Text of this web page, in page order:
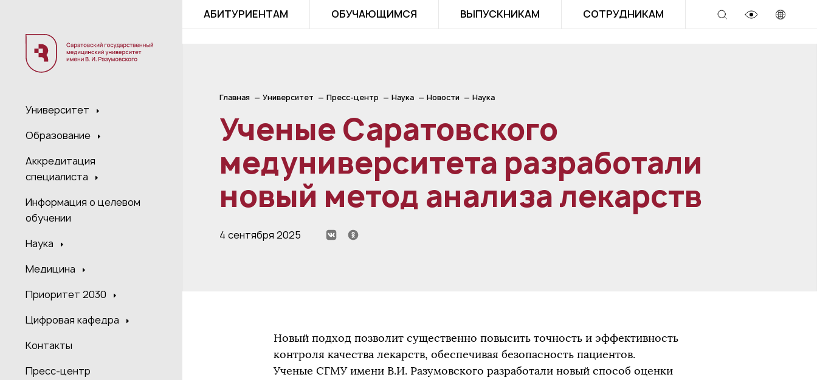
Университет
Образование
Аккредитация
специалиста
Информация о целевом
обучении
Наука
Медицина
Приоритет 2030
Цифровая кафедра
Контакты
Пресс-центр
АБИТУРИЕНТАМ ОБУЧАЮЩИМСЯ ВЫПУСКНИКАМ СОТРУДНИКАМ
Главная Университет Пресс-центр Наука Новости Наука
Ученые Саратовского
медуниверситета разработали
новый метод анализа лекарств
4 сентября 2025
Новый подход позволит существенно повысить точность и эффективность
контроля качества лекарств, обеспечивая безопасность пациентов.
Ученые СГМУ имени В.И. Разумовского разработали новый способ оценки